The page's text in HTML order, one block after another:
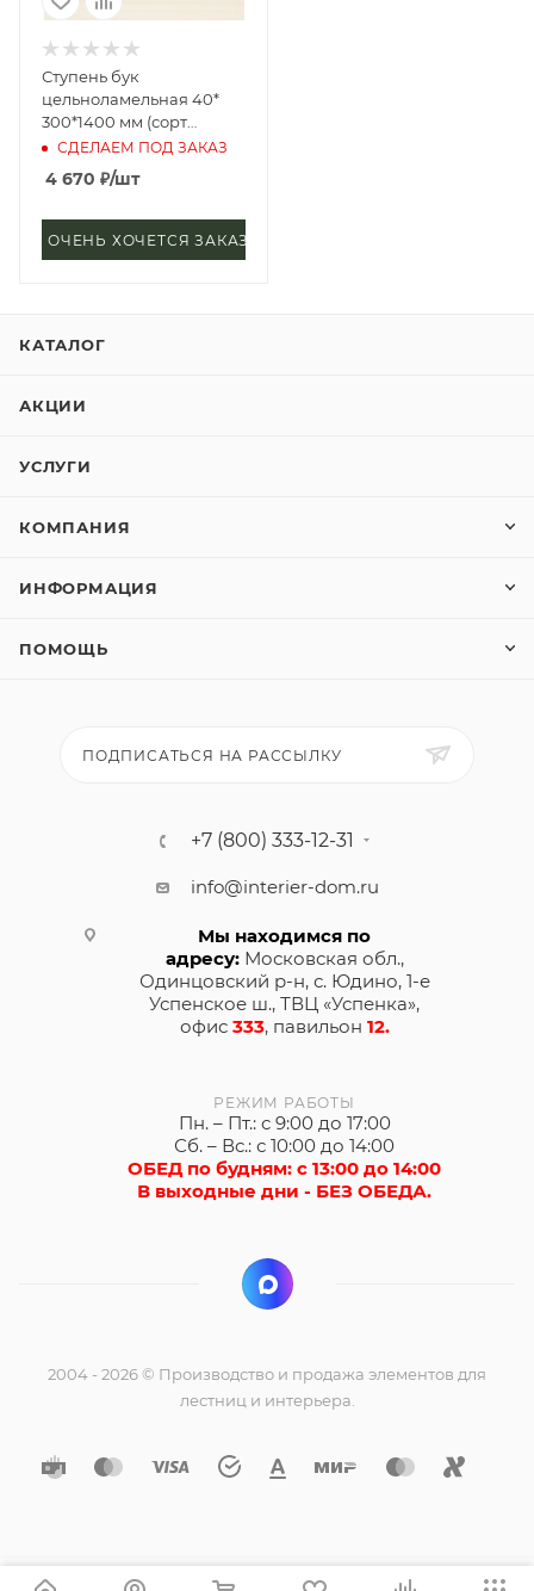
Ступень бук
цельноламельная 40*
300*1400 мм (сорт
Экстра)
СДЕЛАЕМ ПОД ЗАКАЗ
4 670 ₽/шт
ОЧЕНЬ ХОЧЕТСЯ ЗАКАЗАТЬ
КАТАЛОГ
АКЦИИ
УСЛУГИ
КОМПАНИЯ
ИНФОРМАЦИЯ
ПОМОЩЬ
ПОДПИСАТЬСЯ НА РАССЫЛКУ
+7 (800) 333-12-31
info@interier-dom.ru
Мы находимся по
адресу:Московская обл.,
Одинцовский р-н, с. Юдино, 1-е
Успенское ш., ТВЦ «Успенка»,
офис 333, павильон 12.
РЕЖИМ РАБОТЫ
Пн. – Пт.: с 9:00 до 17:00
Сб. – Вс.: с 10:00 до 14:00
ОБЕД по будням: с 13:00 до 14:00
В выходные дни - БЕЗ ОБЕДА.
2004 - 2026 © Производство и продажа элементов для
лестниц и интерьера.